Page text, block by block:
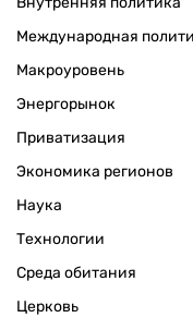
Международная
Макроуровень
Энергорынок
Приватизация
Экономика регионов
Наука
Технологии
Среда обитания
Церковь